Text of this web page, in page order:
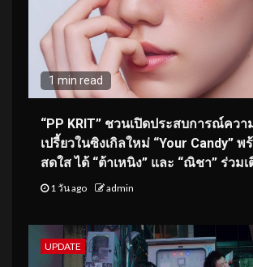
1 min read
“PP KRIT” ชวนเปิดประสบการณ์คว
เปรี้ยวในซิงเกิลใหม่ “Your Candy” พ
สดใส ได้ “ต้าเหนิง” และ “ณิชา” ร่วม
1 วัน ago admin
UPDATE